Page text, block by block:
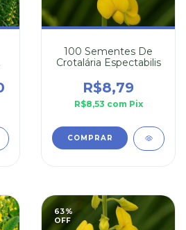
100 Sementes De
Crotalária Espectabilis
R$8,79
R$8,53 com Pix
63%
OFF